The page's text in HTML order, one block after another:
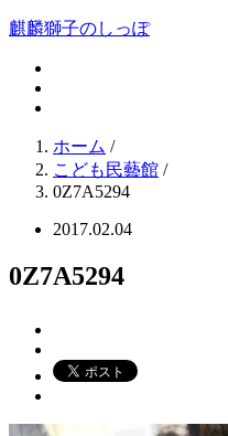
麒麟獅子のしっぽ
ホーム /
こども民藝館 /
0Z7A5294
2017.02.04
0Z7A5294